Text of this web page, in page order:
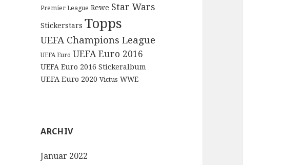
Premier League Rewe Star Wars
Stickerstars Topps
UEFA Champions League
UEFA Euro UEFA Euro 2016
UEFA Euro 2016 Stickeralbum
UEFA Euro 2020 Victus WWE
ARCHIV
Januar 2022